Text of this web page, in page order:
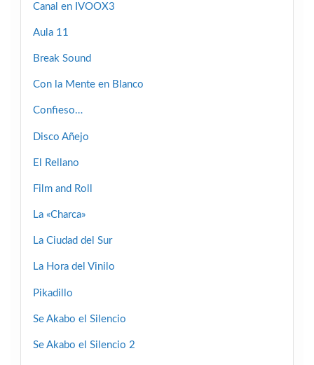
Canal en IVOOX3
Aula 11
Break Sound
Con la Mente en Blanco
Confieso…
Disco Añejo
El Rellano
Film and Roll
La «Charca»
La Ciudad del Sur
La Hora del Vinilo
Pikadillo
Se Akabo el Silencio
Se Akabo el Silencio 2